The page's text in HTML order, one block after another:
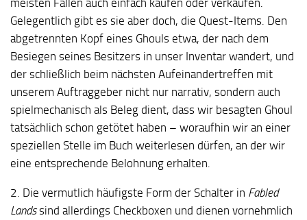
Gelegentlich gibt es sie aber doch, die Quest-Items. Den
abgetrennten Kopf eines Ghouls etwa, der nach dem
Besiegen seines Besitzers in unser Inventar wandert, und
der schließlich beim nächsten Aufeinandertreffen mit
unserem Auftraggeber nicht nur narrativ, sondern auch
spielmechanisch als Beleg dient, dass wir besagten Ghoul
tatsächlich schon getötet haben – woraufhin wir an einer
speziellen Stelle im Buch weiterlesen dürfen, an der wir
eine entsprechende Belohnung erhalten.
2. Die vermutlich häufigste Form der Schalter in Fabled
Landssind allerdings Checkboxen und dienen vornehmlich